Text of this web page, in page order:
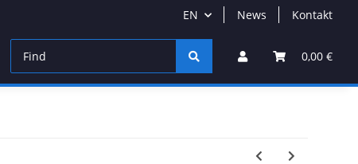
EN News Kontakt
0,00 €